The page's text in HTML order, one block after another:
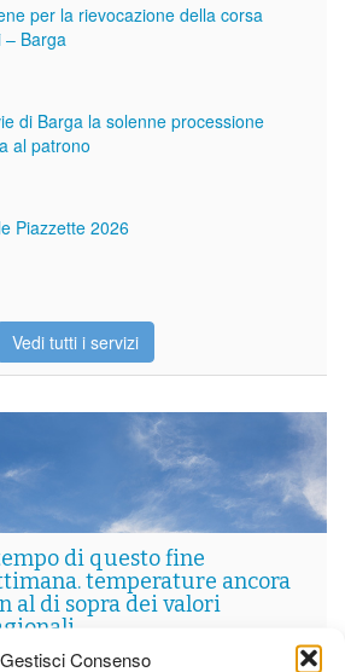
Gestisci Consenso
per la rievocazione della corsa
– Barga
di Barga la solenne processione
al patrono
Piazzette 2026
Vedi tutti i servizi
di questo fine
temperature ancora
al di sopra dei valori